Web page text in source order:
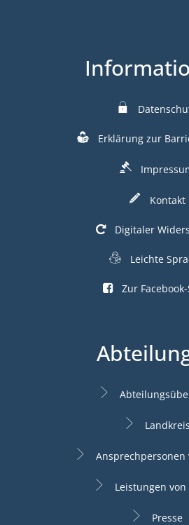
Erklärung zur
Kontakt
Digitaler
Leichte
Zur
Landkreis
Ansprechpersonen
Leistungen von
Presse